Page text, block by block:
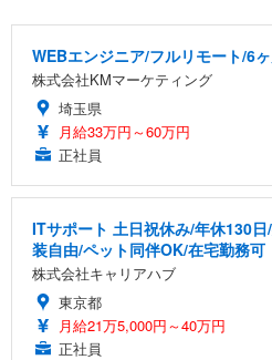
WEBエンジニア/フルリモート/6
株式会社KMマーケティング
埼玉県
月給33万円～60万円
正社員
ITサポート 土日祝休み/年休130
装自由/ペット同伴OK/在宅勤務可
株式会社キャリアハブ
東京都
月給21万5,000円～40万円
正社員